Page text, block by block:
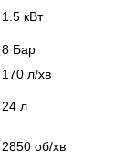
1.5 кВт
8 Бар
170 л/хв
24 л
2850 об/хв